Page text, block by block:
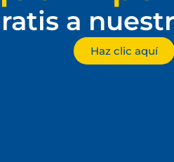
a
Haz clic aquí